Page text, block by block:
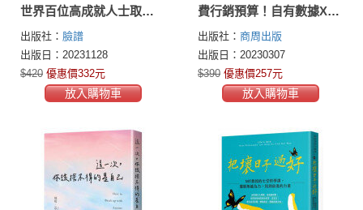
世界百位高成就人士取
經，學習事半功倍的時間
運用智慧，讓你不再身心
俱疲、收穫更大快樂
出版社： 臉譜
出版日：20231128
$420 優惠價332元
放入購物車
費行銷預算！自有數據X精
準投放的關鍵利器，為你
找到真正客戶、獲取更高
營收！
出版社： 商周出版
出版日：20230307
$390 優惠價257元
放入購物車